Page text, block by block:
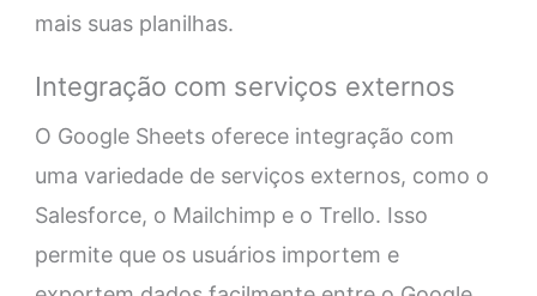
mais suas planilhas.
Integração com serviços externos
O Google Sheets oferece integração com
uma variedade de serviços externos, como o
Salesforce, o Mailchimp e o Trello. Isso
permite que os usuários importem e